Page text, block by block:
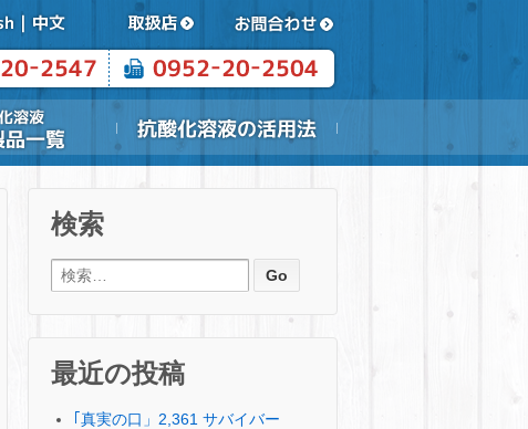
検索
検索:
最近の投稿
｢真実の口」2,361 サバイバー